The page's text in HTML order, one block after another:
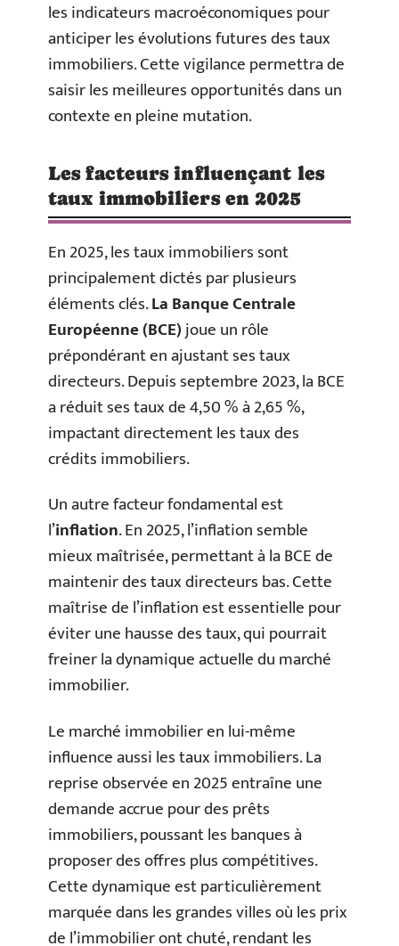
les indicateurs macroéconomiques pour
anticiper les évolutions futures des taux
immobiliers. Cette vigilance permettra de
saisir les meilleures opportunités dans un
contexte en pleine mutation.
Les facteurs influençant les
taux immobiliers en 2025
En 2025, les taux immobiliers sont
principalement dictés par plusieurs
éléments clés.La Banque Centrale
Européenne (BCE)joue un rôle
prépondérant en ajustant ses taux
directeurs. Depuis septembre 2023, la BCE
a réduit ses taux de 4,50 % à 2,65 %,
impactant directement les taux des
crédits immobiliers.
Un autre facteur fondamental est
l’inflation. En 2025, l’inflation semble
mieux maîtrisée, permettant à la BCE de
maintenir des taux directeurs bas. Cette
maîtrise de l’inflation est essentielle pour
éviter une hausse des taux, qui pourrait
freiner la dynamique actuelle du marché
immobilier.
Le marché immobilier en lui-même
influence aussi les taux immobiliers. La
reprise observée en 2025 entraîne une
demande accrue pour des prêts
immobiliers, poussant les banques à
proposer des offres plus compétitives.
Cette dynamique est particulièrement
marquée dans les grandes villes où les prix
de l’immobilier ont chuté, rendant les